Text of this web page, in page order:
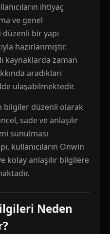
ihtiyaç
ve genel
bir yapı
hazırlanmıştır.
kaynaklarda zaman
aradıkları
ulaşabilmektedir.
bilgiler düzenli olarak
sade ve anlaşılır
sunulması
kullanıcıların Onwin
kolay anlaşılır bilgilere
Neden